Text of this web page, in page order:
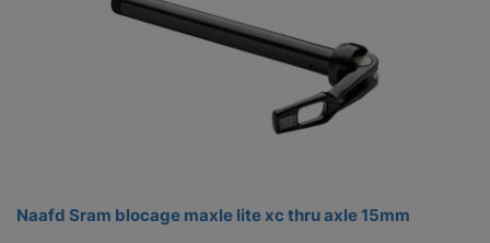
Naafd Sram blocage maxle lite xc thru axle 15mm